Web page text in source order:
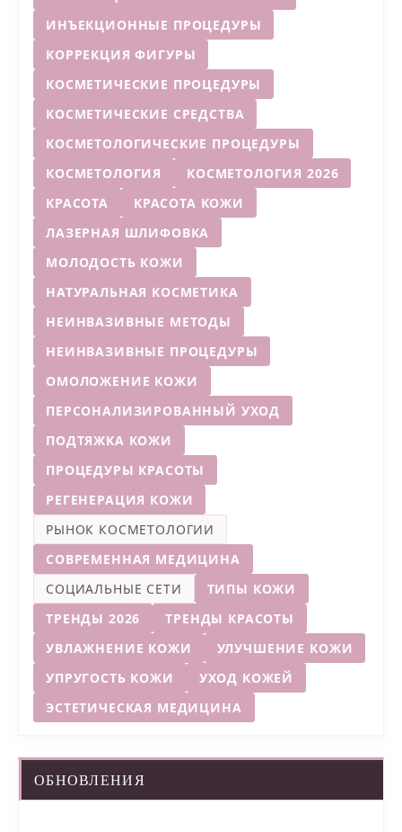
ИНЪЕКЦИОННЫЕ ПРОЦЕДУРЫ
КОРРЕКЦИЯ ФИГУРЫ
КОСМЕТИЧЕСКИЕ ПРОЦЕДУРЫ
КОСМЕТИЧЕСКИЕ СРЕДСТВА
КОСМЕТОЛОГИЧЕСКИЕ ПРОЦЕДУРЫ
КОСМЕТОЛОГИЯ
КОСМЕТОЛОГИЯ 2026
КРАСОТА
КРАСОТА КОЖИ
ЛАЗЕРНАЯ ШЛИФОВКА
МОЛОДОСТЬ КОЖИ
НАТУРАЛЬНАЯ КОСМЕТИКА
НЕИНВАЗИВНЫЕ МЕТОДЫ
НЕИНВАЗИВНЫЕ ПРОЦЕДУРЫ
ОМОЛОЖЕНИЕ КОЖИ
ПЕРСОНАЛИЗИРОВАННЫЙ УХОД
ПОДТЯЖКА КОЖИ
ПРОЦЕДУРЫ КРАСОТЫ
РЕГЕНЕРАЦИЯ КОЖИ
РЫНОК КОСМЕТОЛОГИИ
СОВРЕМЕННАЯ МЕДИЦИНА
СОЦИАЛЬНЫЕ СЕТИ
ТИПЫ КОЖИ
ТРЕНДЫ 2026
ТРЕНДЫ КРАСОТЫ
УВЛАЖНЕНИЕ КОЖИ
УЛУЧШЕНИЕ КОЖИ
УПРУГОСТЬ КОЖИ
УХОД КОЖЕЙ
ЭСТЕТИЧЕСКАЯ МЕДИЦИНА
ОБНОВЛЕНИЯ